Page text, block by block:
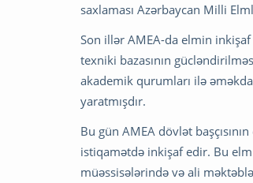
saxlaması Azərbaycan Milli
Son illər AMEA-da elmin
texniki bazasının
akademik qurumları ilə
yaratmışdır.
Bu gün AMEA dövlət
istiqamətdə inkişaf edir. Bu
müəssisələrində və ali